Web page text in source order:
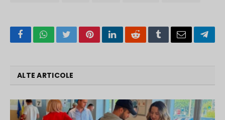
FacebookWhatsApp
TwitterPinterestLinkedInRedditTumblrEmail
ALTE ARTICOLE